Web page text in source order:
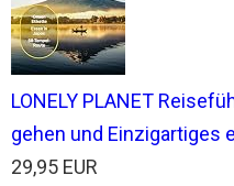
LONELY PLANET
gehen und Einzigartiges
29,95 EUR